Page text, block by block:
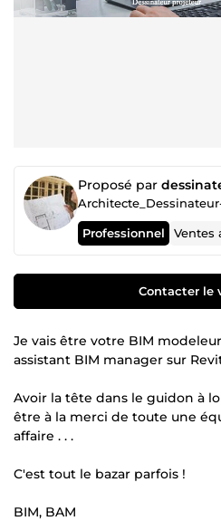
Proposé par
Professionnel
Contacter le
Je vais être votre BIM
assistant BIM manager sur
Avoir la tête dans le guidon à
être à la merci de toute une
affaire . . .
C'est tout le bazar parfois !
BIM, BAM